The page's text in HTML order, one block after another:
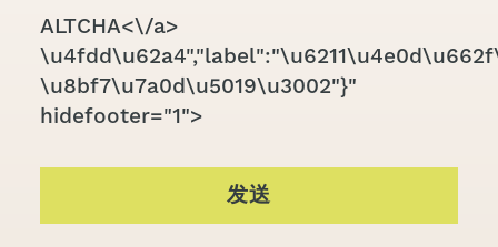
CAPTCHA
ALTCHA<\/a>
\u8bf7\u7a0d\u5019\u3002"}"
hidefooter="1">
发送